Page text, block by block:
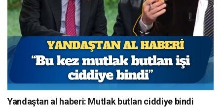
Yandaştan al haberi: Mutlak butlan ciddiye bindi